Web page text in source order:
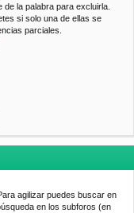
de la palabra para excluirla.
si solo una de ellas se
parciales.
agilizar puedes buscar en
en los subforos (en